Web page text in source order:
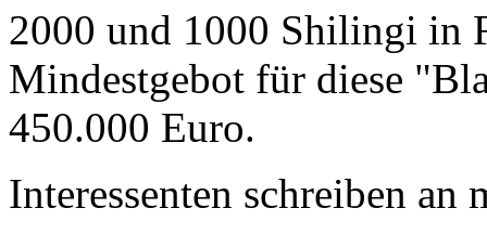
2000 und 1000 Shilingi in
Mindestgebot für diese
450.000 Euro.
Interessenten schreiben